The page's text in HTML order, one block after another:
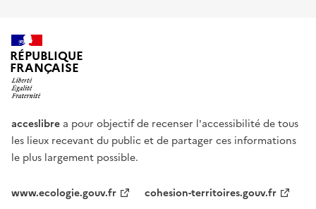
RÉPUBLIQUE
FRANÇAISE
acceslibre a pour objectif de recenser l'accessibilité de tous
les lieux recevant du public et de partager ces informations
le plus largement possible.
www.ecologie.gouv.fr
cohesion-territoires.gouv.fr